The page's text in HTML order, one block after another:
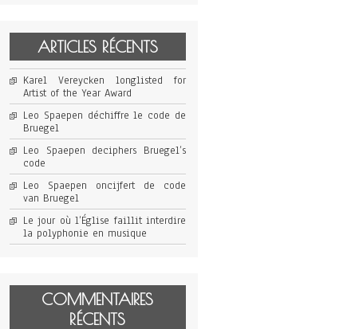
ARTICLES RÉCENTS
Karel Vereycken longlisted for
Artist of the Year Award
Leo Spaepen déchiffre le code de
Bruegel
Leo Spaepen deciphers Bruegel’s
code
Leo Spaepen oncijfert de code
van Bruegel
Le jour où l’Église faillit interdire
la polyphonie en musique
COMMENTAIRES
RÉCENTS